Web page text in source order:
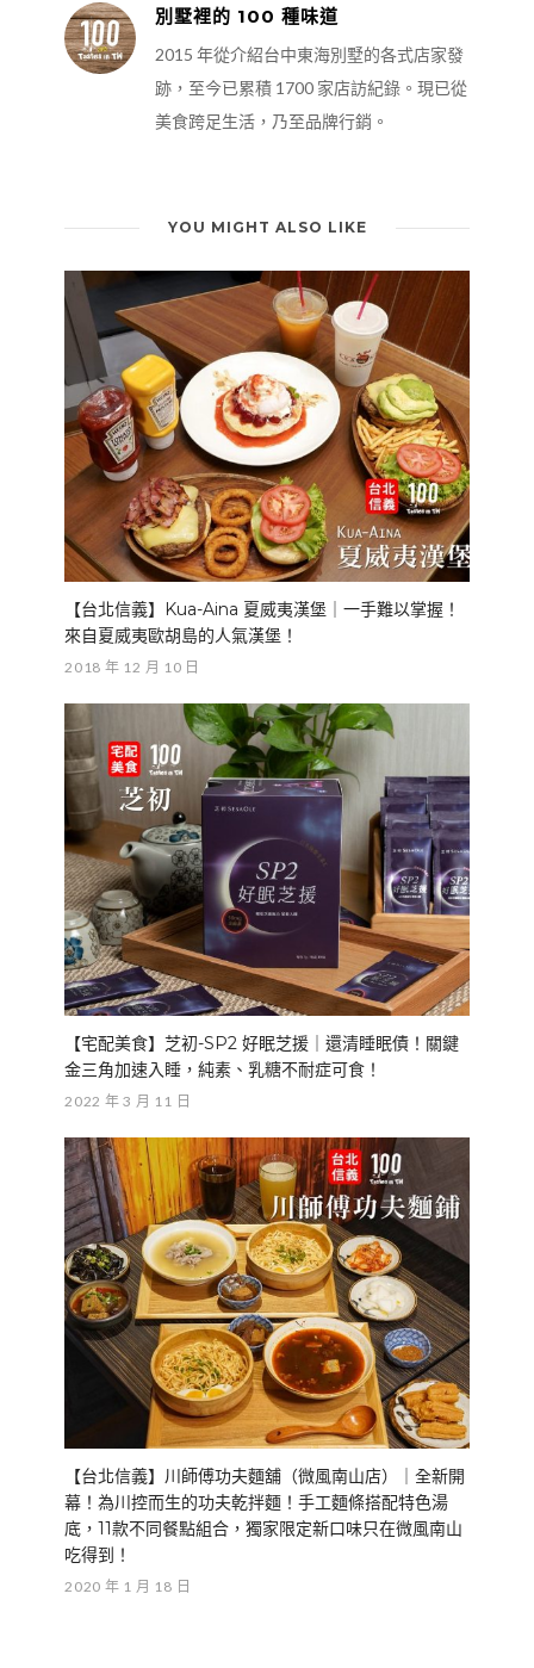
別墅裡的 100 種味道
2015 年從介紹台中東海別墅的各式店家發
跡，至今已累積 1700 家店訪紀錄。現已從
美食跨足生活，乃至品牌行銷。
YOU MIGHT ALSO LIKE
【台北信義】Kua-Aina 夏威夷漢堡｜一手難以掌握！
來自夏威夷歐胡島的人氣漢堡！
2018 年 12 月 10 日
【宅配美食】芝初-SP2 好眠芝援｜還清睡眠債！關鍵
金三角加速入睡，純素、乳糖不耐症可食！
2022 年 3 月 11 日
【台北信義】川師傅功夫麵舖（微風南山店）｜全新開
幕！為川控而生的功夫乾拌麵！手工麵條搭配特色湯
底，11款不同餐點組合，獨家限定新口味只在微風南山
吃得到！
2020 年 1 月 18 日